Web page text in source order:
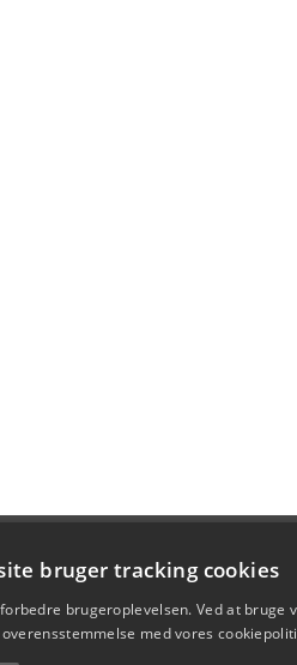
bruger tracking cookies
brugeroplevelsen. Ved at bruge
med vores